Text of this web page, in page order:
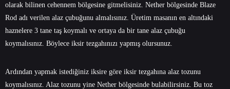
olarak bilinen cehennem bölgesine gitmelisiniz. Nether bölgesinde Blaze
Rod adı verilen alaz çubuğunu almalısınız. Üretim masanın en altındaki
haznelere 3 tane taş koymalı ve ortaya da bir tane alaz çubuğu
koymalısınız. Böylece iksir tezgahınızı yapmış olursunuz.
Ardından yapmak istediğiniz iksire göre iksir tezgahına alaz tozunu
koymalısınız. Alaz tozunu yine Nether bölgesinde bulabilirsiniz. Bu toz